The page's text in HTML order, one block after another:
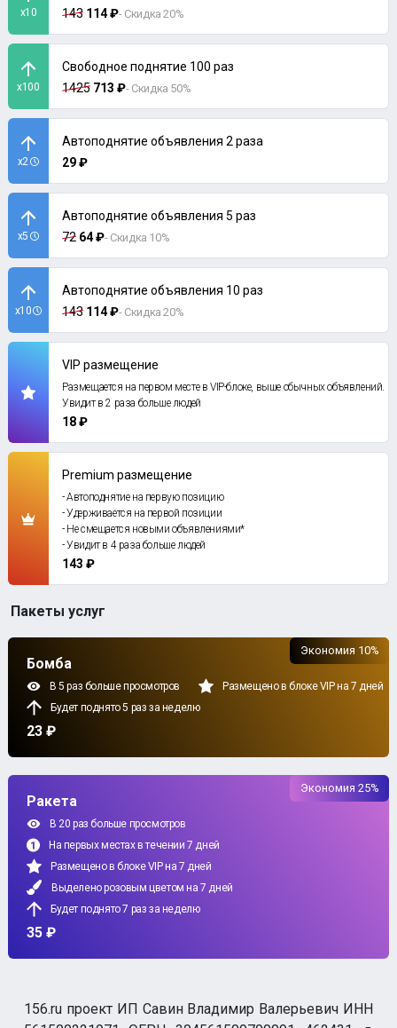
x10
143 114 ₽- Скидка 20%
x100
Свободное поднятие 100 раз
1425 713 ₽- Скидка 50%
x2
Автоподнятие объявления 2 раза
29 ₽
x5
Автоподнятие объявления 5 раз
72 64 ₽- Скидка 10%
x10
Автоподнятие объявления 10 раз
143 114 ₽- Скидка 20%
VIP размещение
Размещается на первом месте в VIP-блоке, выше обычных объявлений.
Увидит в 2 раза больше людей
18 ₽
Premium размещение
- Автоподнятие на первую позицию
- Удерживается на первой позиции
- Не смещается новыми объявлениями*
- Увидит в 4 раза больше людей
143 ₽
Пакеты услуг
Бомба
В 5 раз больше просмотров
Размещено в блоке VIP на 7 дней
Будет поднято 5 раз за неделю
23 ₽
Экономия 10%
Ракета
В 20 раз больше просмотров
На первых местах в течении 7 дней
Размещено в блоке VIP на 7 дней
Выделено розовым цветом на 7 дней
Будет поднято 7 раз за неделю
35 ₽
Экономия 25%
156.ru проект ИП Савин Владимир Валерьевич ИНН